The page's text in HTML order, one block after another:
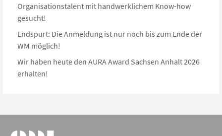
Organisationstalent mit handwerklichem Know-how
gesucht!
Endspurt: Die Anmeldung ist nur noch bis zum Ende der
WM möglich!
Wir haben heute den AURA Award Sachsen Anhalt 2026
erhalten!